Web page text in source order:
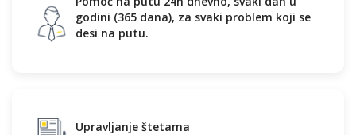
godini (365 dana), za svaki problem koji se
desi na putu.
Upravljanje štetama